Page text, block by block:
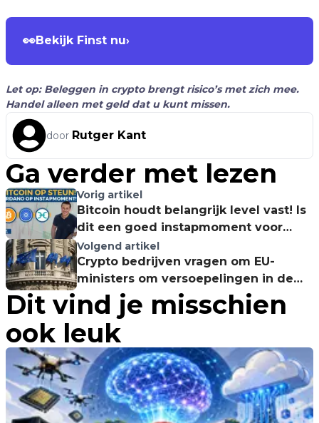
👀Bekijk Finst nu›
Let op: Beleggen in crypto brengt risico’s met zich mee.
Handel alleen met geld dat u kunt missen.
door Rutger Kant
Ga verder met lezen
Vorig artikel
Bitcoin houdt belangrijk level vast! Is
dit een goed instapmoment voor
Cardano?
Volgend artikel
Crypto bedrijven vragen om EU-
ministers om versoepelingen in de
regelgeving
Dit vind je misschien
ook leuk